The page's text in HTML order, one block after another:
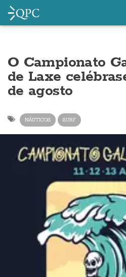
O Campionato
de Laxe
de agosto
NÁUTICOS SURF